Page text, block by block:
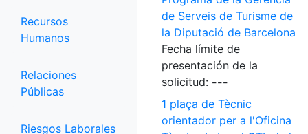
Recursos
Humanos
Relaciones
Públicas
Riesgos Laborales
de Serveis de Turisme de
la Diputació de Barcelona
Fecha límite de
presentación de la
solicitud: ---
1 plaça de Tècnic
orientador per a l'Oficina